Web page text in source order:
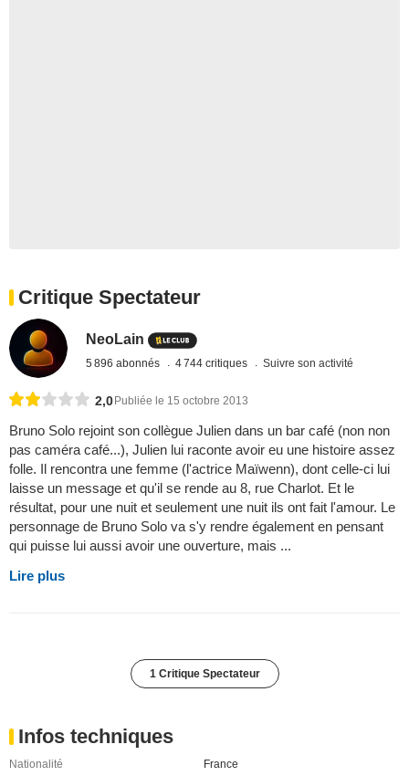
Critique Spectateur
NeoLain
5 896 abonnés 4 744 critiques Suivre son activité
2,0Publiée le 15 octobre 2013
Bruno Solo rejoint son collègue Julien dans un bar café (non non
pas caméra café...), Julien lui raconte avoir eu une histoire assez
folle. Il rencontra une femme (l'actrice Maïwenn), dont celle-ci lui
laisse un message et qu'il se rende au 8, rue Charlot. Et le
résultat, pour une nuit et seulement une nuit ils ont fait l'amour. Le
personnage de Bruno Solo va s'y rendre également en pensant
qui puisse lui aussi avoir une ouverture, mais ...
Lire plus
1 Critique Spectateur
Infos techniques
Nationalité
France